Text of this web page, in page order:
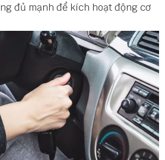
đủ mạnh để kích hoạt động cơ